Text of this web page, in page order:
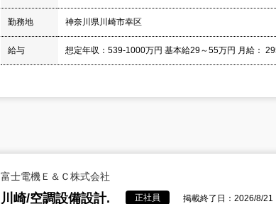
勤務地 神奈川県川崎市幸区
給与 想定年収：539-1000万円 基本給29～55万円 月給：
富士電機Ｅ＆Ｃ株式会社
川崎/空調設備設計. 正社員 掲載終了日：2026/8/21